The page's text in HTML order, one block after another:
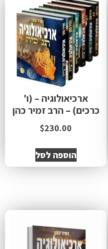
ארכיאולוגיה – (ו'
כרכים) – הרב זמיר כהן
$230.00
הוספה לסל